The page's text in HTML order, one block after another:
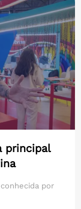
principal
por